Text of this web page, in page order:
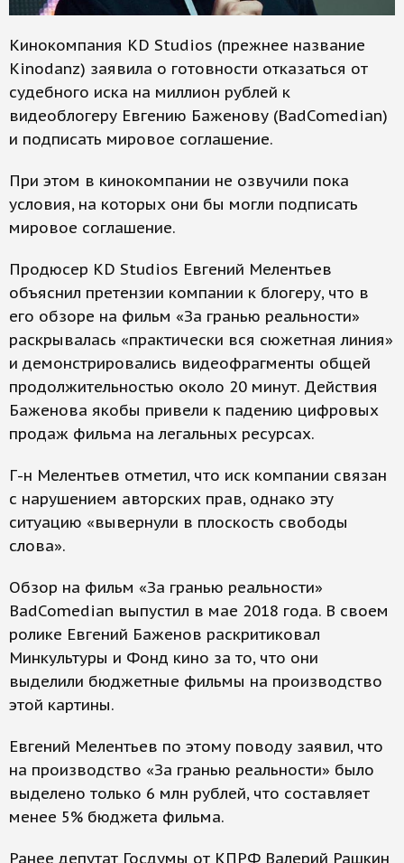
Кинокомпания KD Studios (прежнее название
Kinodanz) заявила о готовности отказаться от
судебного иска на миллион рублей к
видеоблогеру Евгению Баженову (BadComedian)
и подписать мировое соглашение.
При этом в кинокомпании не озвучили пока
условия, на которых они бы могли подписать
мировое соглашение.
Продюсер KD Studios Евгений Мелентьев
объяснил претензии компании к блогеру, что в
его обзоре на фильм «За гранью реальности»
раскрывалась «практически вся сюжетная линия»
и демонстрировались видеофрагменты общей
продолжительностью около 20 минут. Действия
Баженова якобы привели к падению цифровых
продаж фильма на легальных ресурсах.
Г-н Мелентьев отметил, что иск компании связан
с нарушением авторских прав, однако эту
ситуацию «вывернули в плоскость свободы
слова».
Обзор на фильм «За гранью реальности»
BadComedian выпустил в мае 2018 года. В своем
ролике Евгений Баженов раскритиковал
Минкультуры и Фонд кино за то, что они
выделили бюджетные фильмы на производство
этой картины.
Евгений Мелентьев по этому поводу заявил, что
на производство «За гранью реальности» было
выделено только 6 млн рублей, что составляет
менее 5% бюджета фильма.
Ранее депутат Госдумы от КПРФ Валерий Рашкин